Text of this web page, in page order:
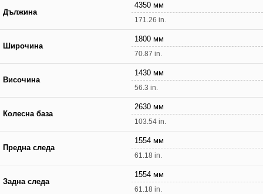
Дължина
4350 мм
171.26 in.
Широчина
1800 мм
70.87 in.
Височина
1430 мм
56.3 in.
Колесна база
2630 мм
103.54 in.
Предна следа
1554 мм
61.18 in.
Задна следа
1554 мм
61.18 in.